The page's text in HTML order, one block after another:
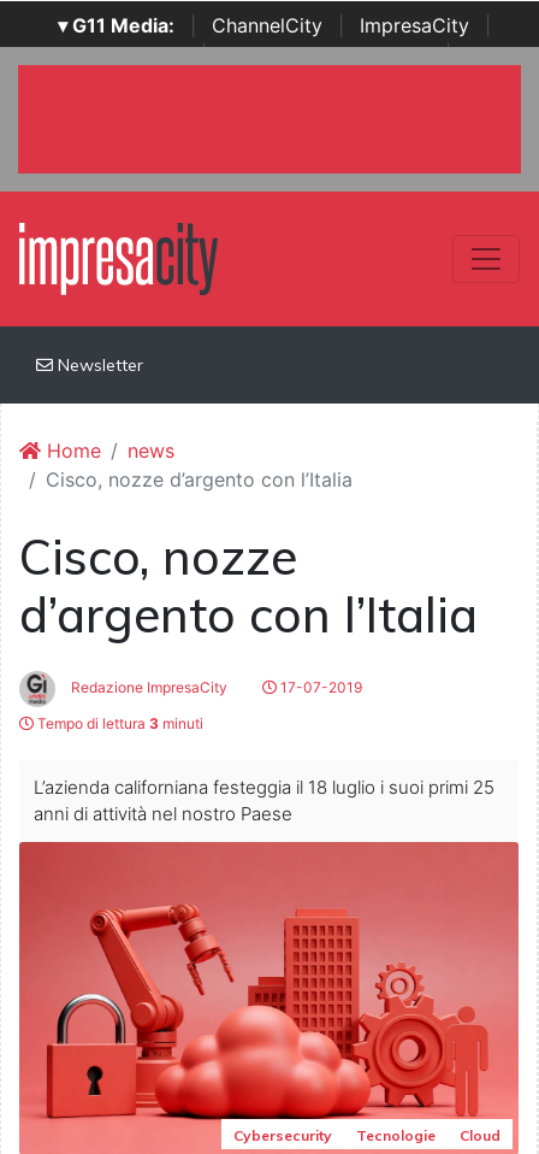
▾ G11 Media: ChannelCity ImpresaCity
SecurityOpenLab | Italian Channel Awards | Italian
Newsletter
Home
news
Cisco, nozze d’argento con l’Italia
Cisco, nozze
d’argento con l’Italia
Redazione ImpresaCity
17-07-2019
Tempo di lettura 3 minuti
L’azienda californiana festeggia il 18 luglio i suoi primi 25
anni di attività nel nostro Paese
Cybersecurity Tecnologie Cloud